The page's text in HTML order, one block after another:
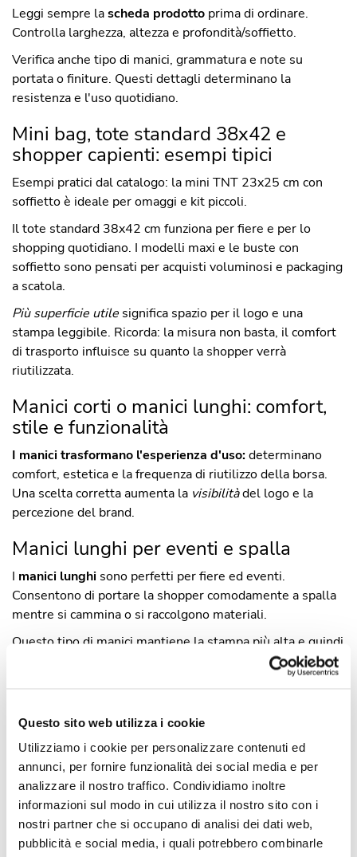
Questo sito web utilizza i cookie
Utilizziamo i cookie per personalizzare contenuti ed
annunci, per fornire funzionalità dei social media e per
analizzare il nostro traffico. Condividiamo inoltre
informazioni sul modo in cui utilizza il nostro sito con i
nostri partner che si occupano di analisi dei dati web,
pubblicità e social media, i quali potrebbero combinarle
Leggi sempre lascheda prodotto prima di ordinare.
Controlla larghezza, altezza e profondità/soffietto.
Verifica anche tipo di manici, grammatura e note su
portata o finiture. Questi dettagli determinano la
resistenza e l'uso quotidiano.
Mini bag, tote standard 38x42 e
shopper capienti: esempi tipici
Esempi pratici dal catalogo: la mini TNT 23x25 cm con
soffietto è ideale per omaggi e kit piccoli.
Il tote standard 38x42 cm funziona per fiere e per lo
shopping quotidiano. I modelli maxi e le buste con
soffietto sono pensati per acquisti voluminosi e packaging
a scatola.
Più superficie utile significa spazio per il logo e una
stampa leggibile. Ricorda: la misura non basta, il comfort
di trasporto influisce su quanto la shopper verrà
riutilizzata.
Manici corti o manici lunghi: comfort,
stile e funzionalità
I manici trasformano l'esperienza d'uso:determinano
comfort, estetica e la frequenza di riutilizzo della borsa.
Una scelta corretta aumenta la visibilitàdel logo e la
percezione del brand.
Manici lunghi per eventi e spalla
I manici lunghi sono perfetti per fiere ed eventi.
Consentono di portare la shopper comodamente a spalla
mentre si cammina o si raccolgono materiali.
Questo tipo di manici mantiene la stampa più alta e quindi
il logo è più visibile anche a distanza. Per distribuzioni in
movimento consigliamo TNT o cotone con manici lunghi
Manici corti per packaging e retail
I manici corti offrono un aspetto ordinato e una presa
controllata. Sono ideali per il punto vendita, per consegne
in negozio e per acquisti rapidi.
Per la carta o la juta, i manici corti valorizzano il prodotto
al banco e trasmettono cura. Scegliendo manici adeguati